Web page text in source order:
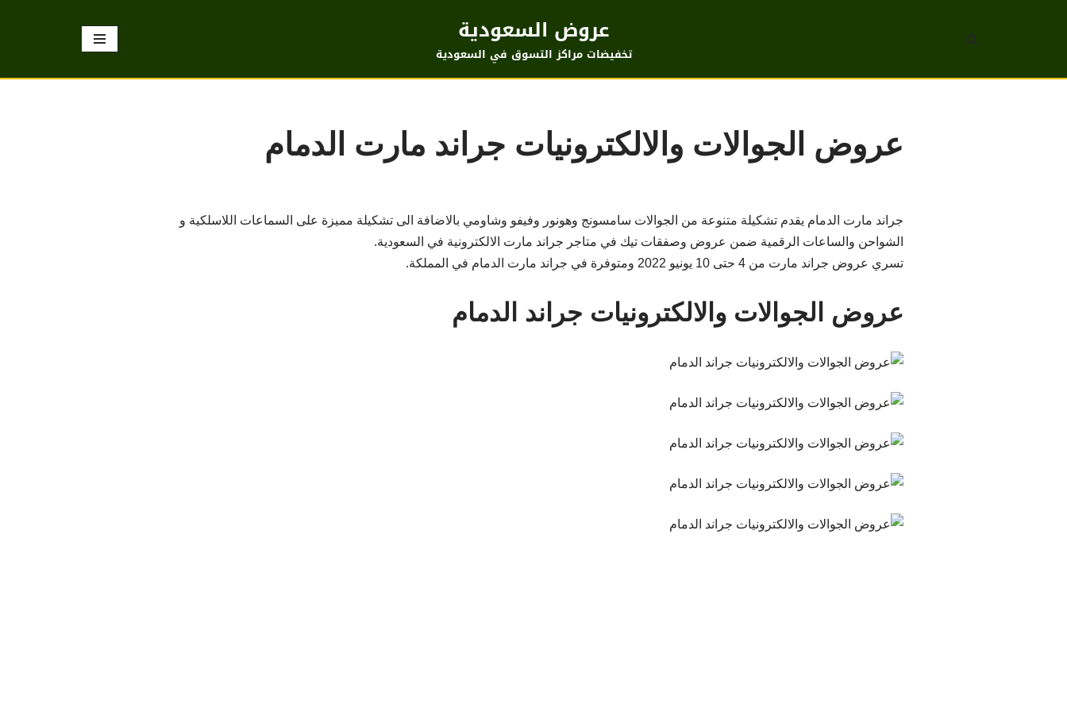
عروض السعودية
تخفيضات مراكز التسوق في السعودية
عروض الجوالات والالكترونيات جراند مارت الدمام
جراند مارت الدمام يقدم تشكيلة متنوعة من الجوالات سامسونج وهونور وفيفو وشاومي بالاضافة الى تشكيلة مميزة على السماعات اللاسلكية و
الشواحن والساعات الرقمية ضمن عروض وصفقات تيك في متاجر جراند مارت الالكترونية في السعودية.
تسري عروض جراند مارت من 4 حتى 10 يونيو 2022 ومتوفرة في جراند مارت الدمام في المملكة.
عروض الجوالات والالكترونيات جراند الدمام